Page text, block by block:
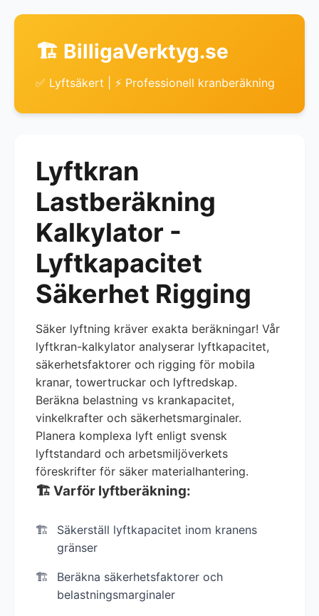
🏗️ BilligaVerktyg.se
✅ Lyftsäkert | ⚡ Professionell kranberäkning
Lyftkran
Lastberäkning
Kalkylator -
Lyftkapacitet
Säkerhet Rigging
Säker lyftning kräver exakta beräkningar! Vår
lyftkran-kalkylator analyserar lyftkapacitet,
säkerhetsfaktorer och rigging för mobila
kranar, towertruckar och lyftredskap.
Beräkna belastning vs krankapacitet,
vinkelkrafter och säkerhetsmarginaler.
Planera komplexa lyft enligt svensk
lyftstandard och arbetsmiljöverkets
föreskrifter för säker materialhantering.
🏗️ Varför lyftberäkning:
Säkerställ lyftkapacitet inom kranens
gränser
Beräkna säkerhetsfaktorer och
belastningsmarginaler